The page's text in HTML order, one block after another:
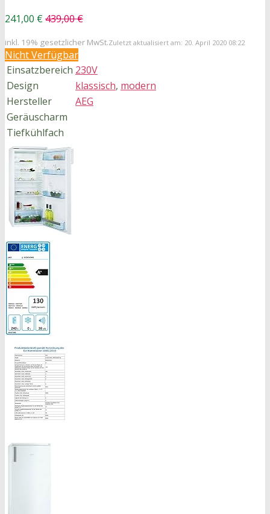
241,00 € 439,00 €
inkl. 19% gesetzlicher MwSt.Zuletzt aktualisiert am: 20. April 2020 08:22
Nicht Verfügbar
Einsatzbereich 230V
Design
klassisch, modern
Hersteller
AEG
Geräuscharm
Tiefkühlfach